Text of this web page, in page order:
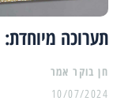
תערוכה
10/07/2024